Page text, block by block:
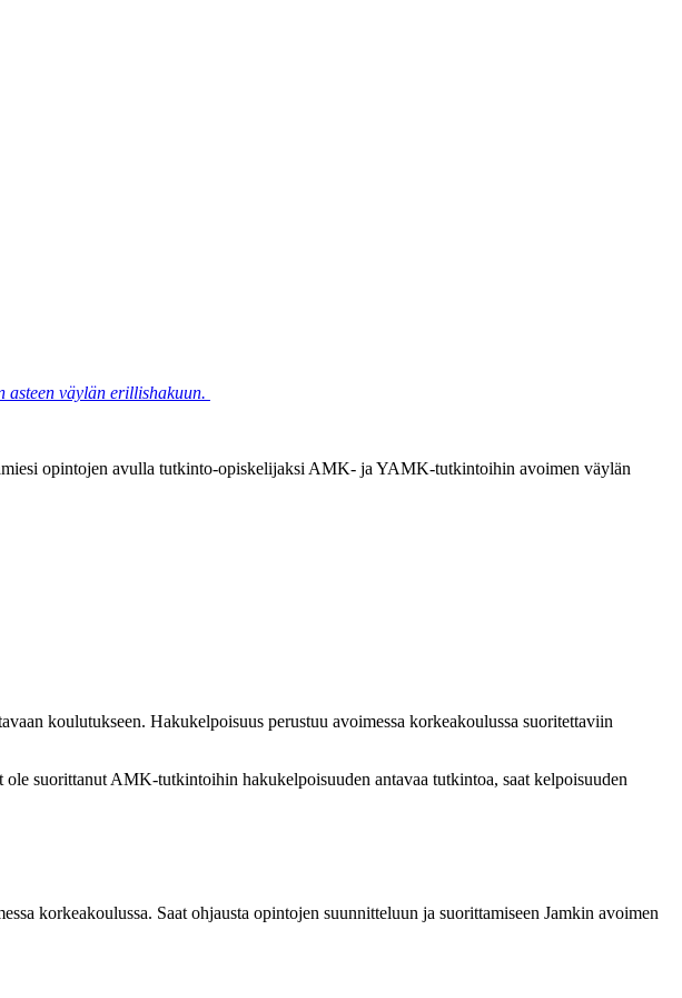
asteen väylän erillishakuun.
opintojen avulla tutkinto-opiskelijaksi AMK- ja YAMK-tutkintoihin avoimen väylän
koulutukseen. Hakukelpoisuus perustuu avoimessa korkeakoulussa suoritettaviin
suorittanut AMK-tutkintoihin hakukelpoisuuden antavaa tutkintoa, saat kelpoisuuden
korkeakoulussa. Saat ohjausta opintojen suunnitteluun ja suorittamiseen Jamkin avoimen